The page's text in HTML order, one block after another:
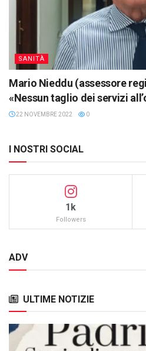
SANITÀ
Mario Nieddu (assessore
«Nessun taglio dei servizi
22 NOVEMBRE 2022 0
I NOSTRI SOCIAL
1k
Followers
ADV
ULTIME NOTIZIE